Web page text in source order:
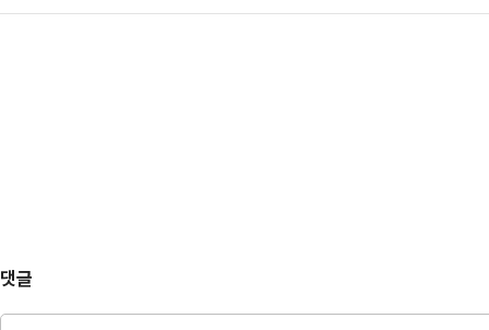
수 있다"고 지적했다.한동훈 전 대표는 14일 페이스북에 "지금 특
댓글